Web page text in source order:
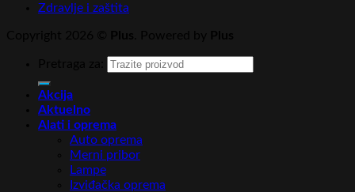
Zdravlje i zaštita
Akcija
Aktuelno
Alati i oprema
Auto oprema
Merni pribor
Lampe
Izviđačka oprema